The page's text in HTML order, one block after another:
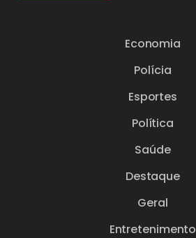
Economia
Polícia
Esportes
Política
Saúde
Destaque
Geral
Entretenimento